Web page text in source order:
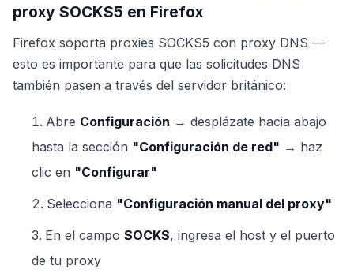
proxy SOCKS5 en Firefox
Firefox soporta proxies SOCKS5 con proxy DNS —
esto es importante para que las solicitudes DNS
también pasen a través del servidor británico:
Abre Configuración → desplázate hacia abajo
hasta la sección "Configuración de red" → haz
clic en "Configurar"
Selecciona "Configuración manual del proxy"
En el campo SOCKS, ingresa el host y el puerto
de tu proxy